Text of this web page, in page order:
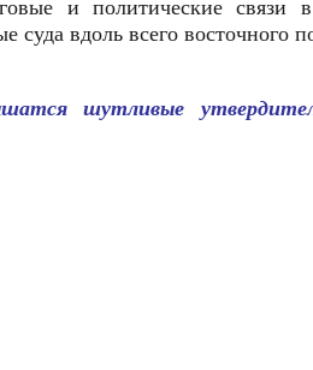
и политические
суда вдоль всего восточного
шутливые